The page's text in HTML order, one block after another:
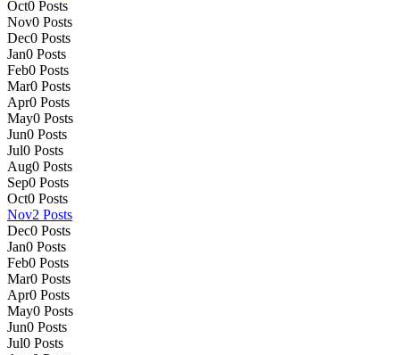
Oct0 Posts
Nov0 Posts
Dec0 Posts
Jan0 Posts
Feb0 Posts
Mar0 Posts
Apr0 Posts
May0 Posts
Jun0 Posts
Jul0 Posts
Aug0 Posts
Sep0 Posts
Oct0 Posts
Nov2 Posts
Dec0 Posts
Jan0 Posts
Feb0 Posts
Mar0 Posts
Apr0 Posts
May0 Posts
Jun0 Posts
Jul0 Posts